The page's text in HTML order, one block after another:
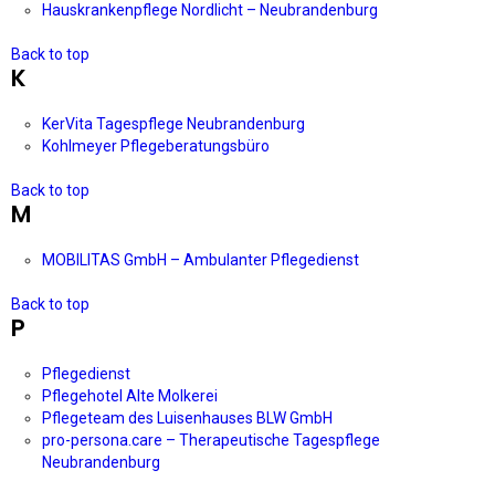
Hauskrankenpflege Nordlicht – Neubrandenburg
Back to top
K
KerVita Tagespflege Neubrandenburg
Kohlmeyer Pflegeberatungsbüro
Back to top
M
MOBILITAS GmbH – Ambulanter Pflegedienst
Back to top
P
Pflegedienst
Pflegehotel Alte Molkerei
Pflegeteam des Luisenhauses BLW GmbH
pro-persona.care – Therapeutische Tagespflege
Neubrandenburg